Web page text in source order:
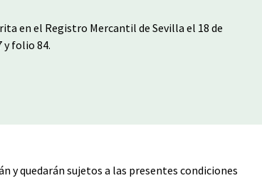
en el Registro Mercantil de Sevilla el 18 de
y folio 84.
y quedarán sujetos a las presentes condiciones